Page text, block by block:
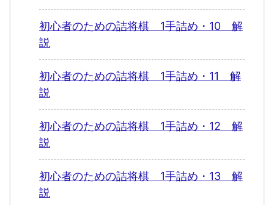
初心者のための詰将棋 1手詰め・10 解
説
初心者のための詰将棋 1手詰め・11 解
説
初心者のための詰将棋 1手詰め・12 解
説
初心者のための詰将棋 1手詰め・13 解
説